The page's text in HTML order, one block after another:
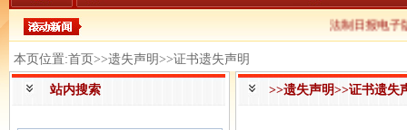
法制日报电子
本页位置:首页>>遗失声明>>证书遗失声明
站内搜索 >>遗失声明>>证书遗失